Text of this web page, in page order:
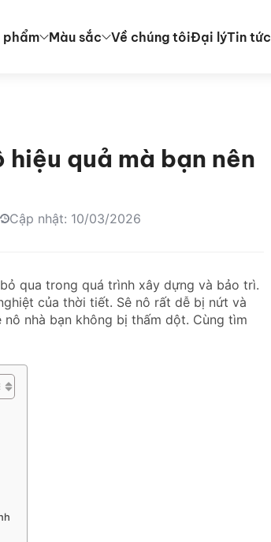
phẩm Màu sắc Về chúng tôiĐại lýTin tức
quả mà bạn nên
Cập nhật: 10/03/2026
qua trong quá trình xây dựng và bảo trì.
của thời tiết. Sê nô rất dễ bị nứt và
nhà bạn không bị thấm dột. Cùng tìm